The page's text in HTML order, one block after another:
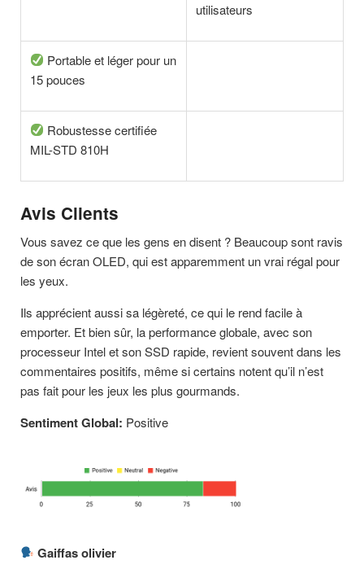
utilisateurs
Portable et léger pour un
15 pouces
Robustesse certifiée
MIL-STD 810H
Avis Clients
Vous savez ce que les gens en disent ? Beaucoup sont ravis
de son écran OLED, qui est apparemment un vrai régal pour
les yeux.
Ils apprécient aussi sa légèreté, ce qui le rend facile à
emporter. Et bien sûr, la performance globale, avec son
processeur Intel et son SSD rapide, revient souvent dans les
commentaires positifs, même si certains notent qu’il n’est
pas fait pour les jeux les plus gourmands.
Sentiment Global: Positive
Gaiffas olivier